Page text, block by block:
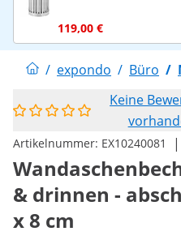
119,00 €
/ expondo / Büro /
Keine
Artikelnummer: EX10240081 |
& drinnen -
x 8 cm